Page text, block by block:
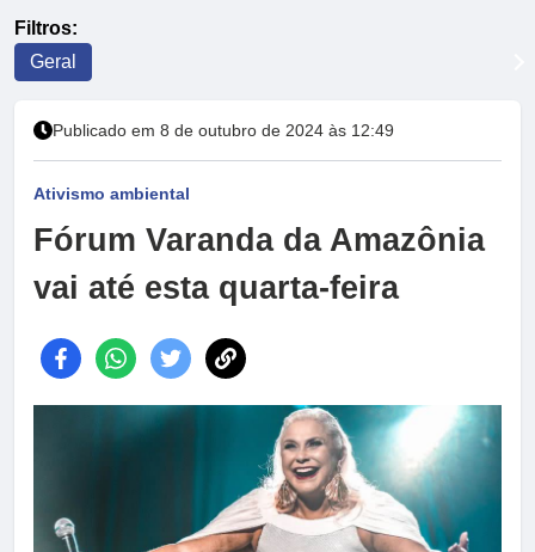
Filtros:
Geral
Publicado em 8 de outubro de 2024 às 12:49
Ativismo ambiental
Fórum Varanda da Amazônia
vai até esta quarta-feira